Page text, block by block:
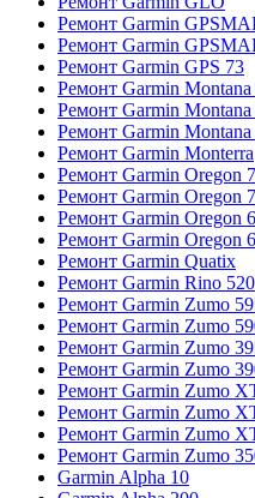
Ремонт Garmin
Ремонт Garmin
Ремонт Garmin GPS 73
Ремонт Garmin Montana
Ремонт Garmin Montana
Ремонт Garmin Montana
Ремонт Garmin Monterra
Ремонт Garmin Oregon
Ремонт Garmin Oregon
Ремонт Garmin Oregon
Ремонт Garmin Oregon
Ремонт Garmin Quatix
Ремонт Garmin Rino 520
Ремонт Garmin Zumo
Ремонт Garmin Zumo
Ремонт Garmin Zumo
Ремонт Garmin Zumo
Ремонт Garmin Zumo
Ремонт Garmin Zumo
Ремонт Garmin Zumo
Ремонт Garmin Zumo
Garmin Alpha 10